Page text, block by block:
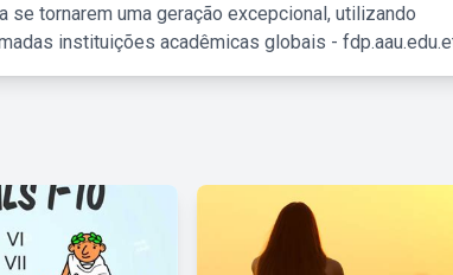
tornarem uma geração excepcional, utilizando
instituições acadêmicas globais -